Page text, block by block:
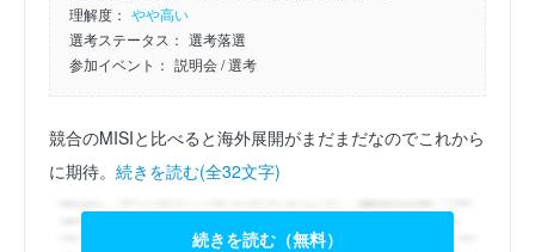
理解度： やや高い
選考ステータス： 選考落選
参加イベント： 説明会/ 選考
競合のMISIと比べると海外展開がまだまだなのでこれから
に期待。 続きを読む(全32文字)
続きを読む（無料）